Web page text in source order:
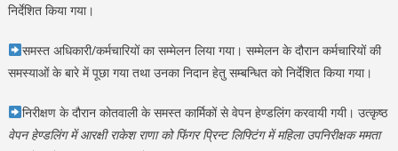
निर्देशित किया गया।
समस्त अधिकारी/कर्मचारियों का सम्मेलन लिया गया। सम्मेलन के दौरान कर्मचारियों की
समस्याओं के बारे में पूछा गया तथा उनका निदान हेतु सम्बन्धित को निर्देशित किया गया।
निरीक्षण के दौरान कोतवाली के समस्त कार्मिकों से वेपन हेण्डलिंग करवायी गयी। उत्कृष्ठ
वेपन हेण्डलिंग में आरक्षी राकेश राणा को फिंगर प्रिन्ट लिफ्टिंग में महिला उपनिरीक्षक ममता